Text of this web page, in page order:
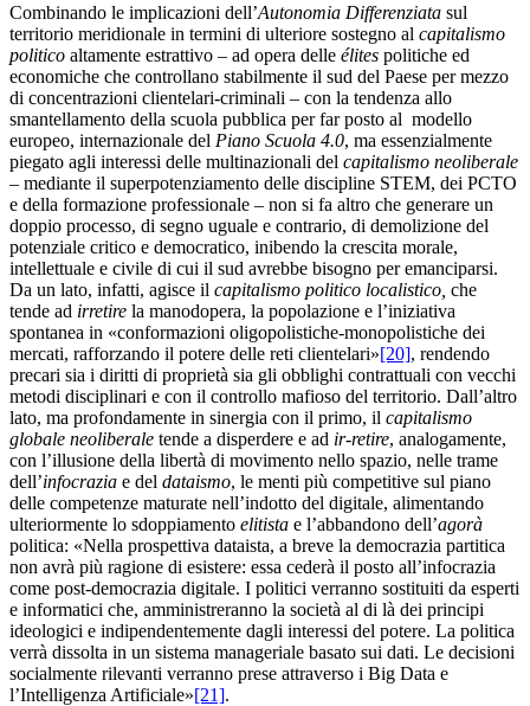
Combinando le implicazioni dell’Autonomia Differenziata sul
territorio meridionale in termini di ulteriore sostegno al capitalismo
politico altamente estrattivo – ad opera delle élites politiche ed
economiche che controllano stabilmente il sud del Paese per mezzo
di concentrazioni clientelari-criminali – con la tendenza allo
smantellamento della scuola pubblica per far posto al modello
europeo, internazionale del Piano Scuola 4.0, ma essenzialmente
piegato agli interessi delle multinazionali del capitalismo neoliberale
– mediante il superpotenziamento delle discipline STEM, dei PCTO
e della formazione professionale – non si fa altro che generare un
doppio processo, di segno uguale e contrario, di demolizione del
potenziale critico e democratico, inibendo la crescita morale,
intellettuale e civile di cui il sud avrebbe bisogno per emanciparsi.
Da un lato, infatti, agisce il capitalismo politico localistico, che
tende ad irretire la manodopera, la popolazione e l’iniziativa
spontanea in «conformazioni oligopolistiche-monopolistiche dei
mercati, rafforzando il potere delle reti clientelari»[20], rendendo
precari sia i diritti di proprietà sia gli obblighi contrattuali con vecchi
metodi disciplinari e con il controllo mafioso del territorio. Dall’altro
lato, ma profondamente in sinergia con il primo, il capitalismo
globale neoliberale tende a disperdere e ad ir-retire, analogamente,
con l’illusione della libertà di movimento nello spazio, nelle trame
dell’infocrazia e del dataismo, le menti più competitive sul piano
delle competenze maturate nell’indotto del digitale, alimentando
ulteriormente lo sdoppiamento elitista e l’abbandono dell’agorà
politica: «Nella prospettiva dataista, a breve la democrazia partitica
non avrà più ragione di esistere: essa cederà il posto all’infocrazia
come post-democrazia digitale. I politici verranno sostituiti da esperti
e informatici che, amministreranno la società al di là dei principi
ideologici e indipendentemente dagli interessi del potere. La politica
verrà dissolta in un sistema manageriale basato sui dati. Le decisioni
socialmente rilevanti verranno prese attraverso i Big Data e
l’Intelligenza Artificiale»[21].